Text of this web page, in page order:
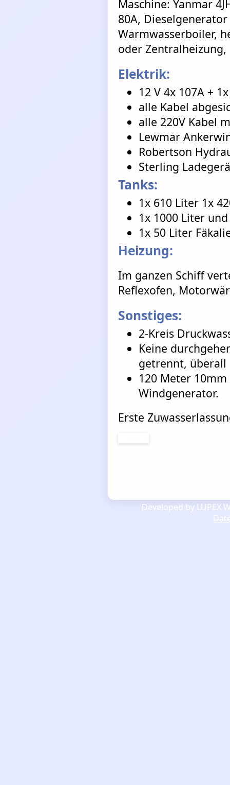
Maschine: Yanmar
80A,
Warmwasserboiler,
oder
Elektrik:
12 V 4x 107A +
alle Kabel
alle 220V Kabel
Lewmar
Robertson
Sterling
Tanks:
1x 610 Liter 1x
1x 1000 Liter
1x 50 Liter
Heizung:
Im ganzen Schiff
Reflexofen,
Sonstiges:
2-Kreis
Keine
getrennt, überall
120 Meter
Windgenerator.
Erste
Developed by LUPEX